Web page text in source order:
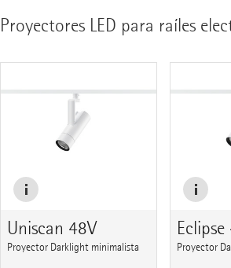
Proyectores LED para raíles
Uniscan 48V
Proyector Darklight minimalista Proyector